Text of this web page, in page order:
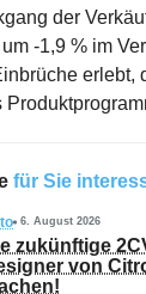
der
-1,9 % im
erlebt,
für Sie
6. August 2026
zukünftige
von